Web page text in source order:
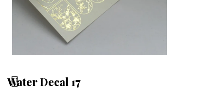
Water Decal 17